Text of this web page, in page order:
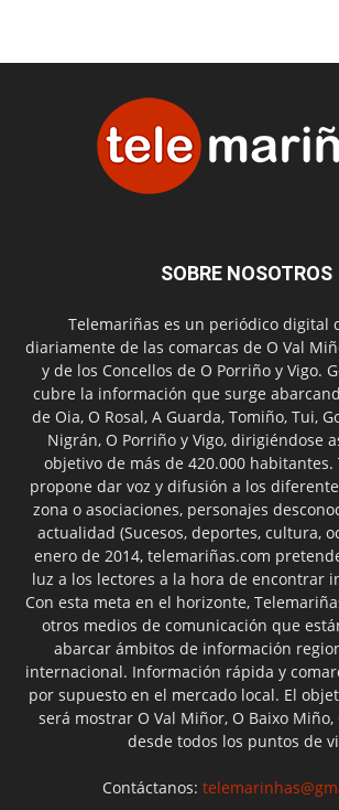
SOBRE NOSOTROS
Telemariñas es un periódico digital
diariamente de las comarcas de O Val
y de los Concellos de O Porriño y Vigo.
cubre la información que surge
de Oia, O Rosal, A Guarda, Tomiño, Tui,
Nigrán, O Porriño y Vigo, dirigiéndose
objetivo de más de 420.000 habitantes.
propone dar voz y difusión a los
zona o asociaciones, personajes
actualidad (Sucesos, deportes, cultura,
enero de 2014, telemariñas.com
luz a los lectores a la hora de encontrar
Con esta meta en el horizonte,
otros medios de comunicación que
abarcar ámbitos de información
internacional. Información rápida y
por supuesto en el mercado local. El
será mostrar O Val Miñor, O Baixo Miño,
desde todos los puntos de
Contáctanos: